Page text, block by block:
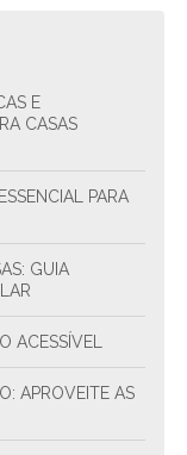
CASAS
ACESSÍVEL